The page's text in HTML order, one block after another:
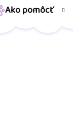
Ako pomôcť